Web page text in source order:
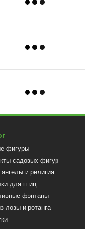
фигуры
садовых фигур
и религия
для птиц
фонтаны
лозы и ротанга